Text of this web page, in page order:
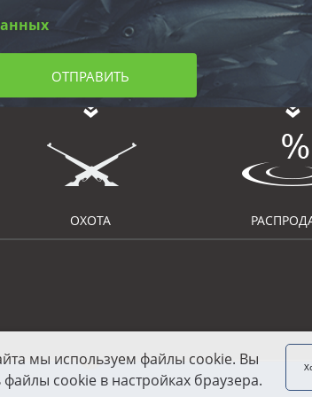
ОТПРАВИТЬ
ОХОТА
мы используем файлы cookie. Вы
cookie в настройках браузера.